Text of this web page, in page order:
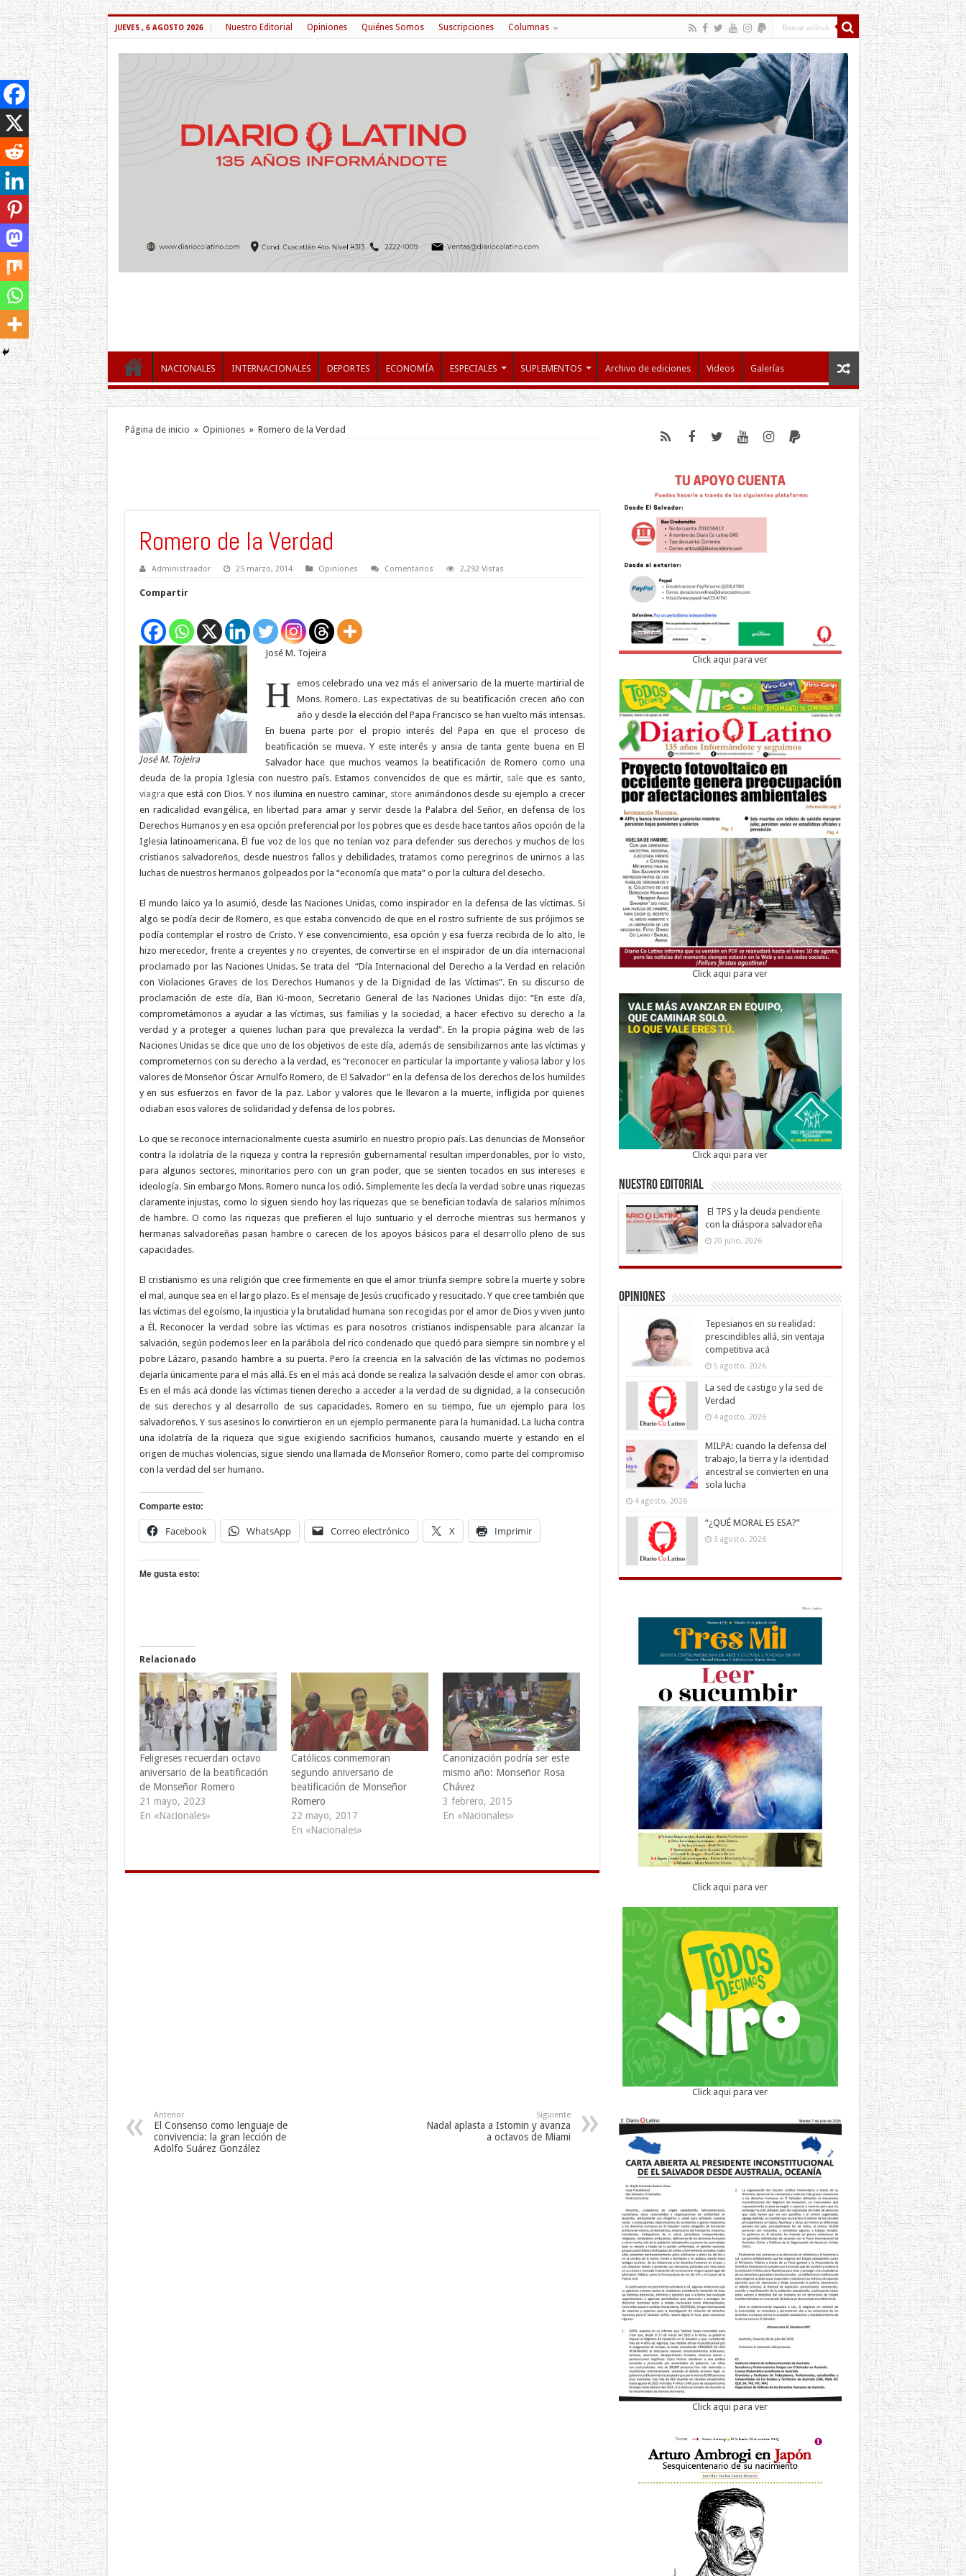
JUEVES , 6 AGOSTO 2026 Nuestro Editorial Opiniones Quiénes Somos Suscripciones Columnas
NACIONALES INTERNACIONALES DEPORTES ECONOMÍA ESPECIALES SUPLEMENTOS Archivo de ediciones Videos Galerías
Página de inicio » Opiniones » Romero de la Verdad
Romero de la Verdad
Administraador 25 marzo, 2014 Opiniones Comentarios 2,292 Vistas
Compartir
José M. Tojeira
José M. Tojeira
H emos celebrado una vez más el aniversario de la muerte martirial de
Mons. Romero. Las expectativas de su beatificación crecen año con
año y desde la elección del Papa Francisco se han vuelto más intensas.
En buena parte por el propio interés del Papa en que el proceso de
beatificación se mueva. Y este interés y ansia de tanta gente buena en El
Salvador hace que muchos veamos la beatificación de Romero como una
deuda de la propia Iglesia con nuestro país. Estamos convencidos de que es mártir, sale que es santo,
viagra que está con Dios. Y nos ilumina en nuestro caminar, storeanimándonos desde su ejemplo a crecer
en radicalidad evangélica, en libertad para amar y servir desde la Palabra del Señor, en defensa de los
Derechos Humanos y en esa opción preferencial por los pobres que es desde hace tantos años opción de la
Iglesia latinoamericana. Él fue voz de los que no tenían voz para defender sus derechos y muchos de los
cristianos salvadoreños, desde nuestros fallos y debilidades, tratamos como peregrinos de unirnos a las
luchas de nuestros hermanos golpeados por la “economía que mata” o por la cultura del desecho.
El mundo laico ya lo asumió, desde las Naciones Unidas, como inspirador en la defensa de las víctimas. Si
algo se podía decir de Romero, es que estaba convencido de que en el rostro sufriente de sus prójimos se
podía contemplar el rostro de Cristo. Y ese convencimiento, esa opción y esa fuerza recibida de lo alto, le
hizo merecedor, frente a creyentes y no creyentes, de convertirse en el inspirador de un día internacional
proclamado por las Naciones Unidas. Se trata del “Día Internacional del Derecho a la Verdad en relación
con Violaciones Graves de los Derechos Humanos y de la Dignidad de las Víctimas”. En su discurso de
proclamación de este día, Ban Ki-moon, Secretario General de las Naciones Unidas dijo: “En este día,
comprometámonos a ayudar a las víctimas, sus familias y la sociedad, a hacer efectivo su derecho a la
verdad y a proteger a quienes luchan para que prevalezca la verdad”. En la propia página web de las
Naciones Unidas se dice que uno de los objetivos de este día, además de sensibilizarnos ante las víctimas y
comprometernos con su derecho a la verdad, es “reconocer en particular la importante y valiosa labor y los
valores de Monseñor Óscar Arnulfo Romero, de El Salvador” en la defensa de los derechos de los humildes
y en sus esfuerzos en favor de la paz. Labor y valores que le llevaron a la muerte, infligida por quienes
odiaban esos valores de solidaridad y defensa de los pobres.
Lo que se reconoce internacionalmente cuesta asumirlo en nuestro propio país. Las denuncias de Monseñor
contra la idolatría de la riqueza y contra la represión gubernamental resultan imperdonables, por lo visto,
para algunos sectores, minoritarios pero con un gran poder, que se sienten tocados en sus intereses e
ideología. Sin embargo Mons. Romero nunca los odió. Simplemente les decía la verdad sobre unas riquezas
claramente injustas, como lo siguen siendo hoy las riquezas que se benefician todavía de salarios mínimos
de hambre. O como las riquezas que prefieren el lujo suntuario y el derroche mientras sus hermanos y
hermanas salvadoreñas pasan hambre o carecen de los apoyos básicos para el desarrollo pleno de sus
capacidades.
El cristianismo es una religión que cree firmemente en que el amor triunfa siempre sobre la muerte y sobre
el mal, aunque sea en el largo plazo. Es el mensaje de Jesús crucificado y resucitado. Y que cree también que
las víctimas del egoísmo, la injusticia y la brutalidad humana son recogidas por el amor de Dios y viven junto
a Él. Reconocer la verdad sobre las víctimas es para nosotros cristianos indispensable para alcanzar la
salvación, según podemos leer en la parábola del rico condenado que quedó para siempre sin nombre y el
pobre Lázaro, pasando hambre a su puerta. Pero la creencia en la salvación de las víctimas no podemos
dejarla únicamente para el más allá. Es en el más acá donde se realiza la salvación desde el amor con obras.
Es en el más acá donde las víctimas tienen derecho a acceder a la verdad de su dignidad, a la consecución
de sus derechos y al desarrollo de sus capacidades. Romero en su tiempo, fue un ejemplo para los
salvadoreños. Y sus asesinos lo convirtieron en un ejemplo permanente para la humanidad. La lucha contra
una idolatría de la riqueza que sigue exigiendo sacrificios humanos, causando muerte y estando en el
origen de muchas violencias, sigue siendo una llamada de Monseñor Romero, como parte del compromiso
con la verdad del ser humano.
Comparte esto:
Facebook WhatsApp Correo electrónico X Imprimir
Me gusta esto:
Relacionado
Feligreses recuerdan octavo
aniversario de la beatificación
de Monseñor Romero
21 mayo, 2023
En «Nacionales»
Católicos conmemoran
segundo aniversario de
beatificación de Monseñor
Romero
22 mayo, 2017
En «Nacionales»
Canonización podría ser este
mismo año: Monseñor Rosa
Chávez
3 febrero, 2015
En «Nacionales»
Anterior
El Consenso como lenguaje de
convivencia: la gran lección de
Adolfo Suárez González
Siguiente
Nadal aplasta a Istomin y avanza
a octavos de Miami
Click aqui para ver
Click aqui para ver
Click aqui para ver
Nuestro Editorial
El TPS y la deuda pendiente
con la diáspora salvadoreña
20 julio, 2026
Opiniones
Tepesianos en su realidad:
prescindibles allá, sin ventaja
competitiva acá
5 agosto, 2026
La sed de castigo y la sed de
Verdad
4 agosto, 2026
MILPA: cuando la defensa del
trabajo, la tierra y la identidad
ancestral se convierten en una
sola lucha
4 agosto, 2026
“¿QUÉ MORAL ES ESA?”
3 agosto, 2026
Click aqui para ver
Click aqui para ver
Click aqui para ver